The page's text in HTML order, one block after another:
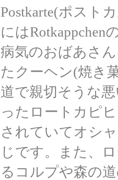
Postkarte(ポスト
にはRotkappchen
病気のおばあさ
たクーヘン(焼き
道で親切そうな
ったロートカピ
されていてオシ
じです。また、
るコルプや森の